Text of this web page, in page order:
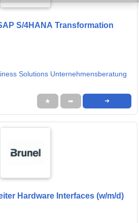
S/4HANA Transformation
Solutions Unternehmensberatung
★ ➦ ➜
Hardware Interfaces (w/m/d)